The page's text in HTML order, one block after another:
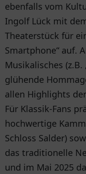
ebenfalls vom
Ingolf Lück mit
Theaterstück für
Smartphone“ auf.
Musikalisches (z.B.
glühende
allen Highlights
Für Klassik-Fans
hochwertige
Schloss Salder)
das traditionelle
und im Mai 2025